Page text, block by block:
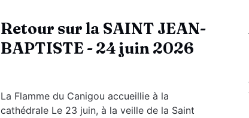
Retour sur la SAINT JEAN-
BAPTISTE - 24 juin 2026
La Flamme du Canigou accueillie à la
cathédrale Le 23 juin, à la veille de la Saint